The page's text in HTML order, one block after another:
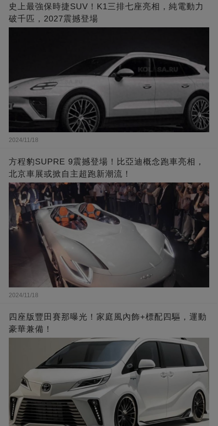
史上最強保時捷SUV！K1三排七座亮相，純電動力
破千匹，2027震撼登場
2024/11/18
方程豹SUPRE 9震撼登場！比亞迪概念跑車亮相，
北京車展或掀自主超跑新潮流！
2024/11/18
四座版豐田賽那曝光！家庭風內飾+標配四驅，運動
豪華兼備！